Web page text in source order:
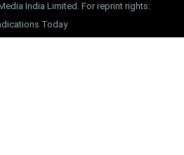
India Limited. For reprint rights:
Today